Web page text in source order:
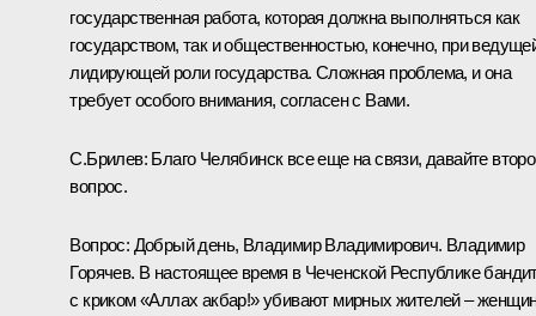
государственная работа, которая должна выполняться как
государством, так и общественностью, конечно, при
лидирующей роли государства. Сложная проблема, и она
требует особого внимания, согласен с Вами.
С.Брилев: Благо Челябинск все еще на связи, давайте
вопрос.
Вопрос: Добрый день, Владимир Владимирович. Владимир
Горячев. В настоящее время в Чеченской Республике
с криком «Аллах акбар!» убивают мирных жителей –